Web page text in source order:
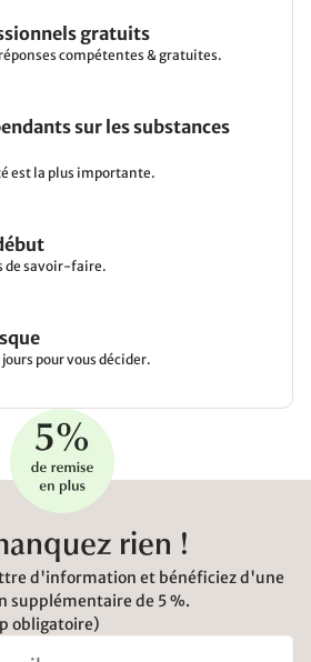
gratuits
compétentes & gratuites.
sur les substances
est la plus importante.
de savoir-faire.
pour vous décider.
rien !
d'information et bénéficiez d'une
supplémentaire de 5 %.
obligatoire)